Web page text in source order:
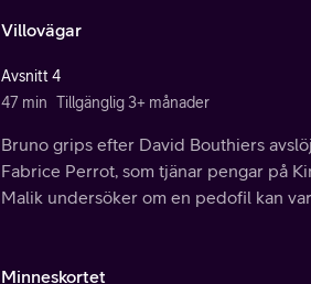
Villovägar
Avsnitt 4
47 min Tillgänglig 3+ månader
Bruno grips efter David Bouthiers
Fabrice Perrot, som tjänar pengar på
Malik undersöker om en pedofil kan
Minneskortet